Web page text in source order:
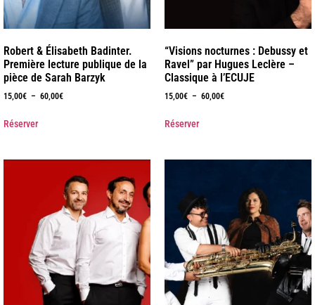
Robert & Élisabeth Badinter.
Première lecture publique de la
pièce de Sarah Barzyk
15,00€ – 60,00€
Réserver
“Visions nocturnes : Debussy et
Ravel” par Hugues Leclère –
Classique à l’ECUJE
15,00€ – 60,00€
Réserver